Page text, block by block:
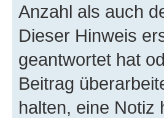
Anzahl als auch
Dieser Hinweis
geantwortet hat
Beitrag
halten, eine Notiz